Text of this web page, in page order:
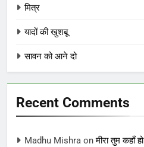
मित्र
यादों की खुशबू
सावन को आने दो
Recent Comments
Madhu Mishra onमीरा तुम कहाँ हो